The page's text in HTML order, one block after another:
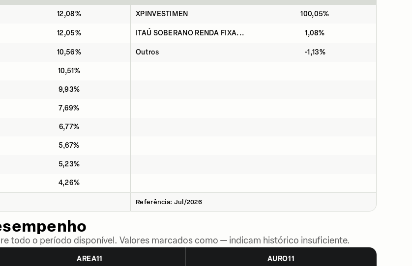
12,08% XPINVESTIMEN 100,05%
12,05% ITAÚ SOBERANO RENDA FIXA... 1,08%
10,56% Outros -1,13%
10,51%
9,93%
7,69%
6,77%
5,67%
5,23%
4,26%
Referência: Jul/2026
todo o período disponível. Valores marcados como — indicam histórico insuficiente.
AREA11 AURO11